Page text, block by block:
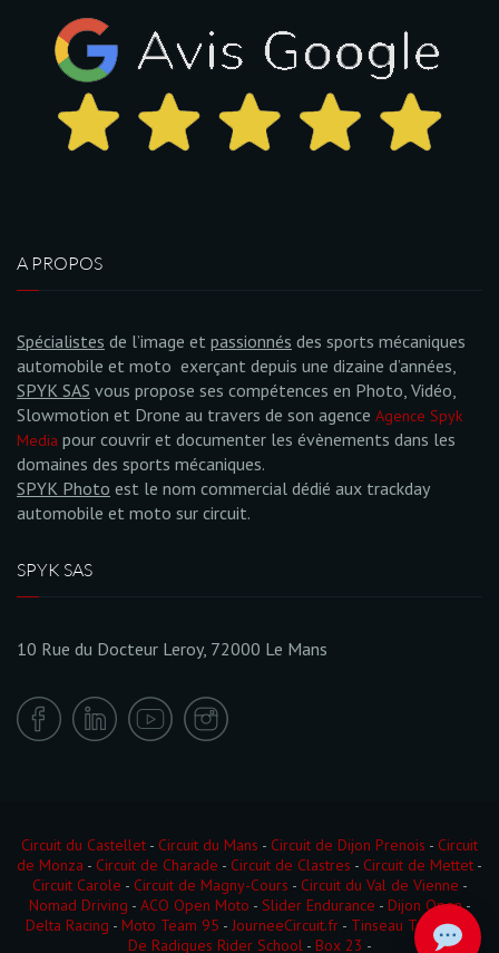
A PROPOS
Spécialistes de l’image et passionnés des sports mécaniques
automobile et moto exerçant depuis une dizaine d’années,
SPYK SAS vous propose ses compétences en Photo, Vidéo,
Slowmotion et Drone au travers de son agence Agence Spyk
Media pour couvrir et documenter les évènements dans les
domaines des sports mécaniques.
SPYK Photo est le nom commercial dédié aux trackday
automobile et moto sur circuit.
SPYK SAS
10 Rue du Docteur Leroy, 72000 Le Mans
Circuit du Castellet - Circuit du Mans - Circuit de Dijon Prenois - Circuit
de Monza - Circuit de Charade - Circuit de Clastres - Circuit de Mettet -
Circuit Carole - Circuit de Magny-Cours - Circuit du Val de Vienne -
Nomad Driving - ACO Open Moto - Slider Endurance - Dijon Open-
Delta Racing - Moto Team 95 - JourneeCircuit.fr - Tinseau Test Day
De Radigues Rider School- Box 23 -